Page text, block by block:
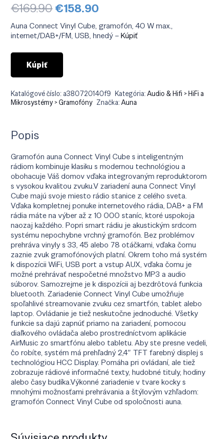
€169.90Pôvodná
cena
bola:
€169.90.
€158.90Aktuálna
je:
€158.90.
Auna Connect Vinyl Cube, gramofón, 40 W max.,
internet/DAB+/FM, USB, hnedý –Kúpiť
Kúpiť
Katalógové číslo: a380720140f9 Kategória:Audio & Hifi > HiFi a
Mikrosystémy > Gramofóny Značka:Auna
Popis
Gramofón auna Connect Vinyl Cube s inteligentným
rádiom kombinuje klasiku s modernou technológiou a
obohacuje Váš domov vďaka integrovaným reproduktorom
s vysokou kvalitou zvuku.V zariadení auna Connect Vinyl
Cube majú svoje miesto rádio stanice z celého sveta.
Vďaka kompletnej ponuke internetového rádia, DAB+ a FM
rádia máte na výber až z 10 000 staníc, ktoré uspokoja
naozaj každého. Popri smart rádiu je akustickým srdcom
systému nepochybne vrchný gramofón. Bez problémov
prehráva vinyly s 33, 45 alebo 78 otáčkami, vďaka čomu
zaznie zvuk gramofónových platní. Okrem toho má systém
k dispozícii WiFi, USB port a vstup AUX, vďaka čomu je
možné prehrávať nespočetné množstvo MP3 a audio
súborov. Samozrejme je k dispozícii aj bezdrôtová funkcia
bluetooth. Zariadenie Connect Vinyl Cube umožňuje
spoľahlivé streamovanie zvuku cez smartfón, tablet alebo
laptop. Ovládanie je tiež neskutočne jednoduché. Všetky
funkcie sa dajú zapnúť priamo na zariadení, pomocou
diaľkového ovládača alebo prostredníctvom aplikácie
AirMusic zo smartfónu alebo tabletu. Aby ste presne vedeli,
čo robíte, systém má prehľadný 2,4″ TFT farebný displej s
technológiou HCC Display. Pomáha pri ovládaní, ale tiež
zobrazuje rádiové informačné texty, hudobné tituly, hodiny
alebo časy budíka.Výkonné zariadenie v tvare kocky s
mnohými možnosťami prehrávania a štýlovým vzhľadom:
gramofón Connect Vinyl Cube od spoločnosti auna.